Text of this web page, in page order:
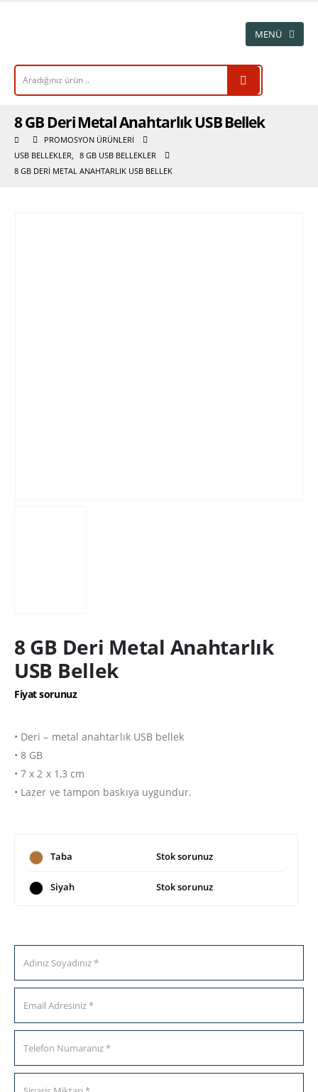
8 GB Deri Metal Anahtarlık USB Bellek
PROMOSYON ÜRÜNLERI
USB BELLEKLER, 8 GB USB BELLEKLER
8 GB DERI METAL ANAHTARLIK USB BELLEK
8 GB Deri Metal Anahtarlık
USB Bellek
Fiyat sorunuz
• Deri – metal anahtarlık USB bellek
• 8 GB
• 7 x 2 x 1,3 cm
• Lazer ve tampon baskıya uygundur.
Taba Stok sorunuz
Siyah Stok sorunuz